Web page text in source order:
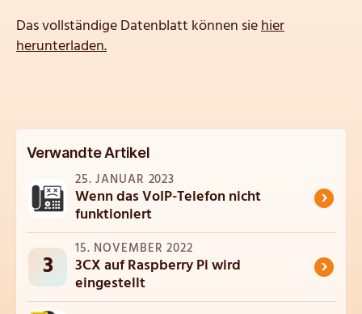
Das vollständige Datenblatt können siehier
herunterladen.
Verwandte Artikel
25. JANUAR 2023
Wenn das VoIP-Telefon nicht
funktioniert
›
3
15. NOVEMBER 2022
3CX auf Raspberry Pi wird
eingestellt ›